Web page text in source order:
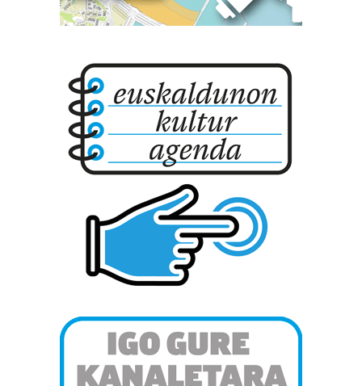
zure baimena Cookieen adierazpenean.
fitxategiak erabiltzen ditu. Zure esperientzia eta
zerbitzuak hobetzeko asmoz, cookie teknologiaz
baliatzen gara. Ohar hau onartuz gero, teknologia hori
erabiltzeko baimen esplizitua ematen diguzu.Gehiago